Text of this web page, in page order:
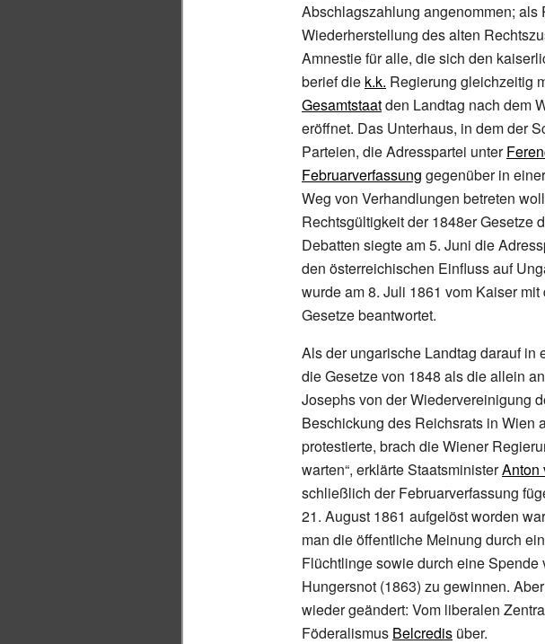
Abschlagszahlung angenommen;
Wiederherstellung des alten
Amnestie für alle, die sich den
berief die k.k. Regierung gleichzeitig
Gesamtstaatden Landtag nach dem
eröffnet. Das Unterhaus, in dem der
Parteien, dieAdresspartei unter
Februarverfassung gegenüber in
Weg von Verhandlungen betreten
Rechtsgültigkeit der 1848er Gesetze
Debatten siegte am 5. Juni die
den österreichischen Einfluss auf
wurde am 8. Juli 1861 vom Kaiser
Gesetze beantwortet.
Als der ungarische Landtag darauf in
die Gesetze von 1848 als die allein
Josephs von der Wiedervereinigung
Beschickung des Reichsrats in Wien
protestierte, brach die Wiener
warten“, erklärte StaatsministerAnton
schließlich der Februarverfassung
21. August 1861 aufgelöst worden
man die öffentliche Meinung durch
Flüchtlinge sowie durch eine Spende
Hungersnot (1863) zu gewinnen.
wieder geändert: Vom liberalen
Föderalismus Belcredis über.